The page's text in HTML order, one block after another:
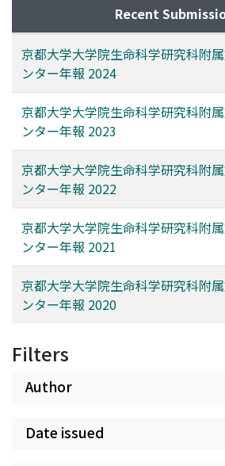
Recent
京都大学大学院生命科学研究科附
ンター年報 2024
京都大学大学院生命科学研究科附
ンター年報 2023
京都大学大学院生命科学研究科附
ンター年報 2022
京都大学大学院生命科学研究科附
ンター年報 2021
京都大学大学院生命科学研究科附
ンター年報 2020
Filters
Author
Date issued